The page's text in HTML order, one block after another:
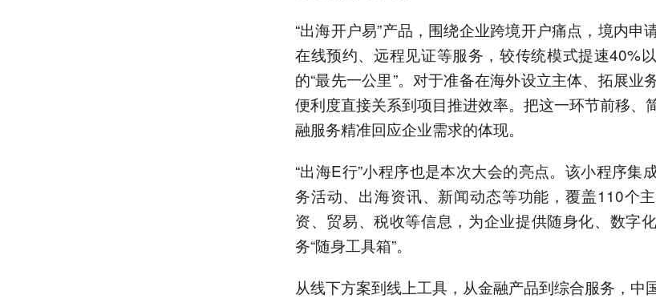
“出海开户易”产品，围绕企业跨境开户痛点，境内申
在线预约、远程见证等服务，较传统模式提速40%
的“最先一公里”。对于准备在海外设立主体、拓展业
便利度直接关系到项目推进效率。把这一环节前移、
融服务精准回应企业需求的体现。
“出海E行”小程序也是本次大会的亮点。该小程序集
务活动、出海资讯、新闻动态等功能，覆盖110个
资、贸易、税收等信息，为企业提供随身化、数字
务“随身工具箱”。
从线下方案到线上工具，从金融产品到综合服务，中